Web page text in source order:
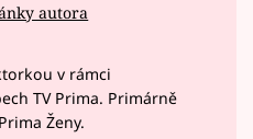
autora
v rámci
TV Prima. Primárně
Ženy.